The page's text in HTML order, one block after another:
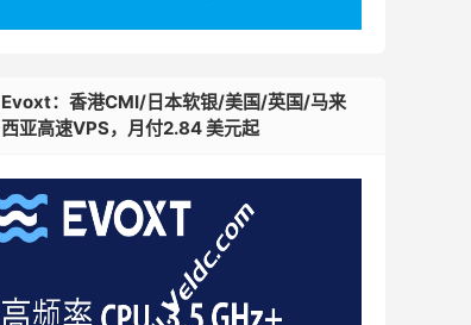
Evoxt：香港CMI/日本软银/美国/英国/马来
西亚高速VPS，月付2.84 美元起